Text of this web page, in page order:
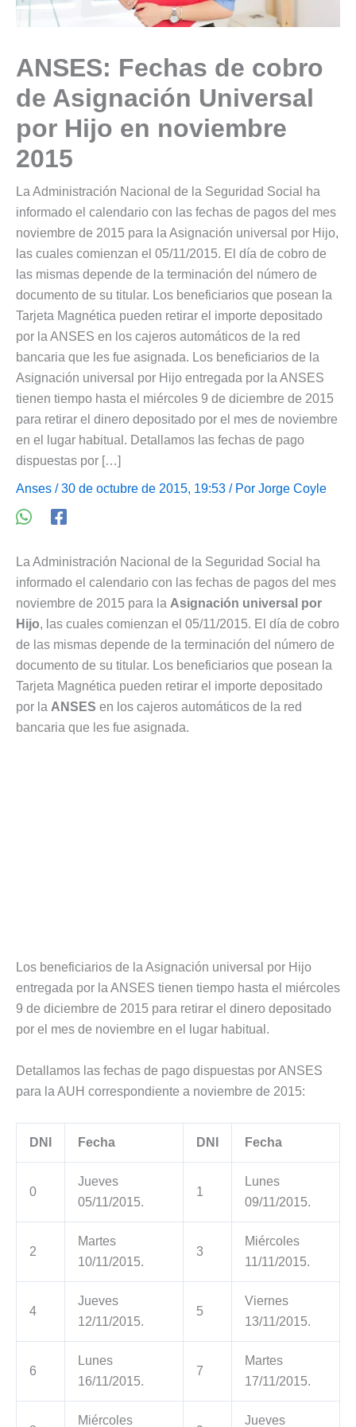
ANSES: Fechas de cobro
de Asignación Universal
por Hijo en noviembre
2015
La Administración Nacional de la Seguridad Social ha
informado el calendario con las fechas de pagos del mes
noviembre de 2015 para la Asignación universal por Hijo,
las cuales comienzan el 05/11/2015. El día de cobro de
las mismas depende de la terminación del número de
documento de su titular. Los beneficiarios que posean la
Tarjeta Magnética pueden retirar el importe depositado
por la ANSES en los cajeros automáticos de la red
bancaria que les fue asignada. Los beneficiarios de la
Asignación universal por Hijo entregada por la ANSES
tienen tiempo hasta el miércoles 9 de diciembre de 2015
para retirar el dinero depositado por el mes de noviembre
en el lugar habitual. Detallamos las fechas de pago
dispuestas por […]
Anses / 30 de octubre de 2015, 19:53 / Por Jorge Coyle
La Administración Nacional de la Seguridad Social ha
informado el calendario con las fechas de pagos del mes
noviembre de 2015 para la Asignación universal por
Hijo, las cuales comienzan el 05/11/2015. El día de cobro
de las mismas depende de la terminación del número de
documento de su titular. Los beneficiarios que posean la
Tarjeta Magnética pueden retirar el importe depositado
por la ANSES en los cajeros automáticos de la red
bancaria que les fue asignada.
Los beneficiarios de la Asignación universal por Hijo
entregada por la ANSES tienen tiempo hasta el miércoles
9 de diciembre de 2015 para retirar el dinero depositado
por el mes de noviembre en el lugar habitual.
Detallamos las fechas de pago dispuestas por ANSES
para la AUH correspondiente a noviembre de 2015:
DNI Fecha DNI Fecha
0
Jueves
05/11/2015.
1
Lunes
09/11/2015.
2
Martes
10/11/2015.
3
Miércoles
11/11/2015.
4
Jueves
12/11/2015.
5
Viernes
13/11/2015.
6
Lunes
16/11/2015.
7
Martes
17/11/2015.
Miércoles Jueves